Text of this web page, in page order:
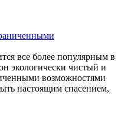
все более популярным в
экологически чистый и
возможностями
настоящим спасением,